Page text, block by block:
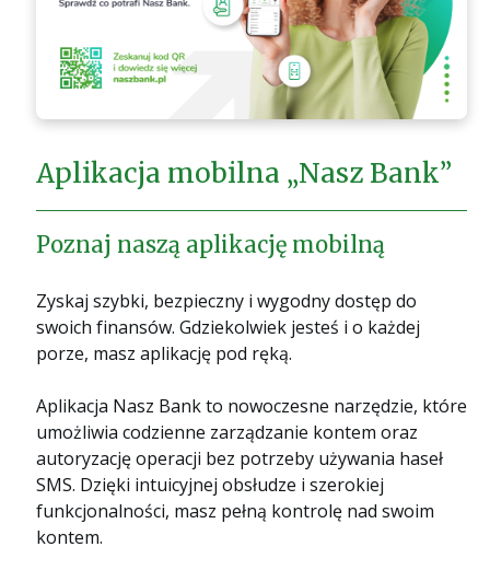
Aplikacja mobilna „Nasz Bank”
Poznaj naszą aplikację mobilną
Zyskaj szybki, bezpieczny i wygodny dostęp do
swoich finansów. Gdziekolwiek jesteś i o każdej
porze, masz aplikację pod ręką.
Aplikacja Nasz Bank to nowoczesne narzędzie, które
umożliwia codzienne zarządzanie kontem oraz
autoryzację operacji bez potrzeby używania haseł
SMS. Dzięki intuicyjnej obsłudze i szerokiej
funkcjonalności, masz pełną kontrolę nad swoim
kontem.